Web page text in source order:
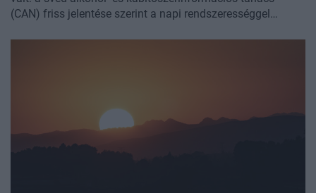
(CAN) friss jelentése szerint a napi rendszerességgel
füstmentes dohánytermék elterjedésének tulajdonítják,
amelyet az EU-ban egyedül Svédországban lehet legálisan
forgalmazni.